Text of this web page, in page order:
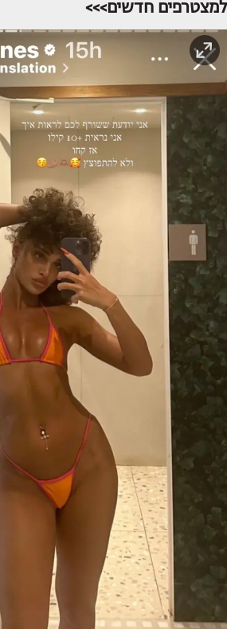
למצטרפים חדשים>>>